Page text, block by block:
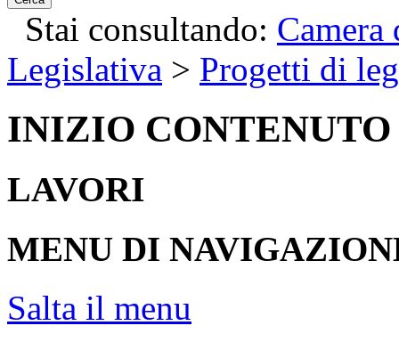
Stai consultando: Camera
Legislativa > Progetti di
INIZIO CONTENUTO
LAVORI
MENU DI
Salta il menu